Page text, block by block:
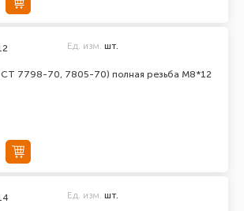
7798-70, 7805-70) полная резьба М8*12
Ед. изм. шт.
Ед. изм. шт.